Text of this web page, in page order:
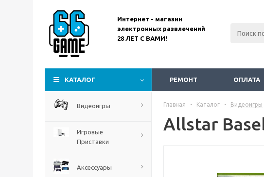
Интернет - магазин
электронных развлечений
28 ЛЕТ С ВАМИ!
КАТАЛОГ РЕМОНТ ОПЛАТА
Видеоигры
Игровые
Приставки
Аксессуары
Главная - Каталог - Видеоигры
Allstar